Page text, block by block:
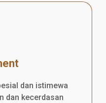
dan istimewa
dan kecerdasan